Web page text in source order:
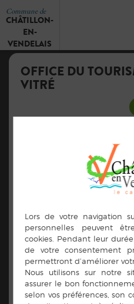
Commune de
CHÂTILLON-
EN-
VENDELAIS
OFFICE DU
VITRÉ
Contacts :
02.99.75.04.46
info@ot-vitre.fr
http://bretagne-
vitre.com/